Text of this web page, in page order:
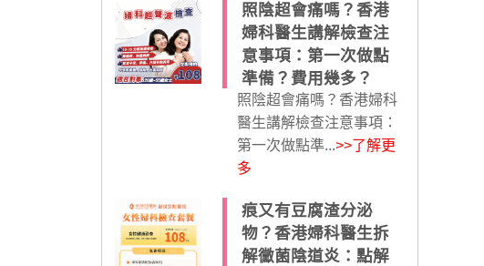
照陰超會痛嗎？香港
婦科醫生講解檢查注
意事項：第一次做點
準備？費用幾多？
照陰超會痛嗎？香港婦科
醫生講解檢查注意事項：
第一次做點準...>>了解更
多
痕又有豆腐渣分泌
物？香港婦科醫生拆
解黴菌陰道炎：點解